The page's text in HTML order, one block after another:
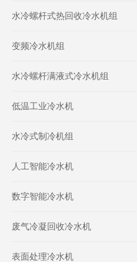
水冷螺杆式热回收冷水机组
变频冷水机组
水冷螺杆满液式冷水机组
低温工业冷水机
水冷式制冷机组
人工智能冷水机
数字智能冷水机
废气冷凝回收冷水机
表面处理冷水机